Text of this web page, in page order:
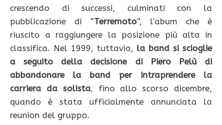
crescendo di successi, culminati con la
pubblicazione di “Terremoto“, l’abum che è
riuscito a raggiungere la posizione più alta in
classifica. Nel 1999, tuttavia, la band si scioglie
a seguito della decisione di Piero Pelù di
abbandonare la band per intraprendere la
carriera da solista, fino allo scorso dicembre,
quando è stata ufficialmente annunciata la
reunion del gruppo.